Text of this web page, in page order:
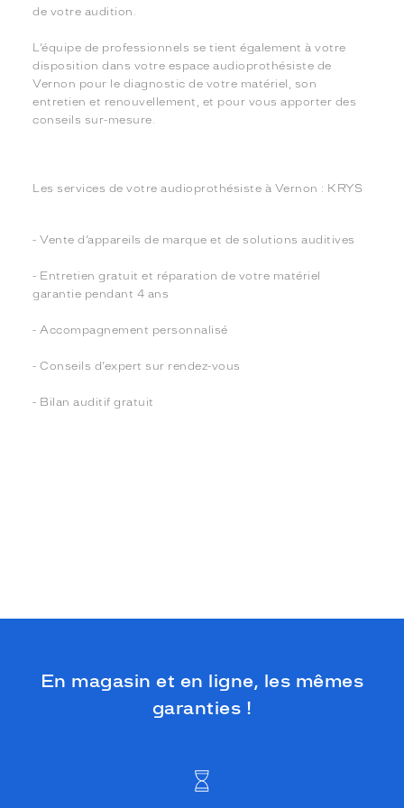
de votre audition.
L’équipe de professionnels se tient également à votre
disposition dans votre espace audioprothésiste de
Vernon pour le diagnostic de votre matériel, son
entretien et renouvellement, et pour vous apporter des
conseils sur-mesure.
Les services de votre audioprothésiste à Vernon : KRYS
- Vente d’appareils de marque et de solutions auditives
- Entretien gratuit et réparation de votre matériel
garantie pendant 4 ans
- Accompagnement personnalisé
- Conseils d’expert sur rendez-vous
- Bilan auditif gratuit
En magasin et en ligne, les mêmes
garanties !